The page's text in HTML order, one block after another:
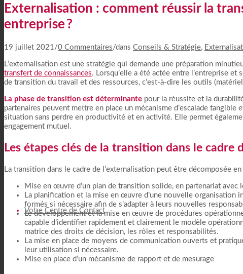
Votre Centre de Contact
Externalisation : comment réussir la
entreprise ?
19 juillet 2021/0 Commentaires/dans Conseils & Stratégie,
L’externalisation est une stratégie qui demande une préparation
transfert de connaissances. Lorsqu’elle a été actée entre l’entreprise
de transition du travail et des ressources, c’est-à-dire les outils
La phase de transition est déterminante pour la réussite et la
partenaires peuvent mettre en place un mécanisme d’escalade
situation sans perdre en productivité et en activité. Elle permet
engagement mutuel.
Les étapes clés de la transition dans le cadre
La transition dans le cadre de l’externalisation peut être décomposée
Mise en œuvre d’un plan de transition solide, en partenariat avec
La planification et la mise en œuvre d’une nouvelle organisation
formés si nécessaire afin de s’adapter à leurs nouvelles
Le développement et la mise en œuvre de procédures
capable d’identifier rapidement et clairement le modèle
matrice des droits de décision, les rôles et responsabilités.
La mise en place de moyens de communication ouverts et
leur utilisation si nécessaire.
Mise en place d’un mécanisme de rapport et de mesurage